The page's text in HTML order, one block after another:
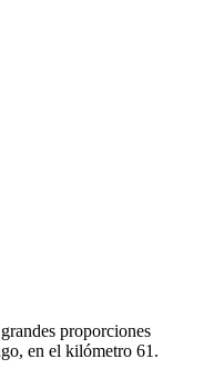
proporciones
en el kilómetro 61.